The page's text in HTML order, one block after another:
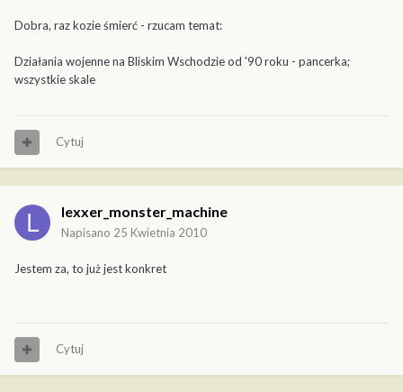
Dobra, raz kozie śmierć - rzucam temat:
Działania wojenne na Bliskim Wschodzie od '90 roku - pancerka;
wszystkie skale
Cytuj
lexxer_monster_machine
Napisano 25 Kwietnia 2010
Jestem za, to już jest konkret
Cytuj